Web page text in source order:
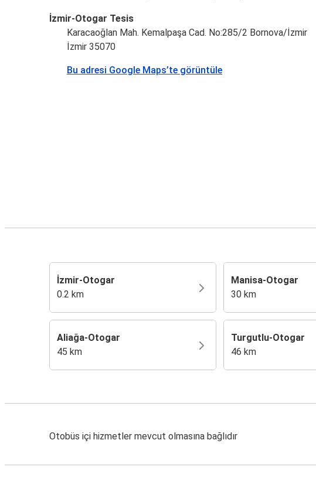
İzmir-Otogar Tesis
Karacaoğlan Mah. Kemalpaşa Cad. No:285/2 Bornova/İzmir
İzmir 35070
Bu adresi Google Maps’te görüntüle
İzmir-Otogar
0.2 km
Manisa-Otogar
30 km
Aliağa-Otogar
45 km
Turgutlu-Otogar
46 km
Otobüs içi hizmetler mevcut olmasına bağlıdır